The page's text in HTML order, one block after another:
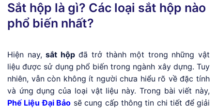
Sắt hộp là gì? Các loại sắt hộp nào
phổ biến nhất?
Hiện nay,sắt hộpđã trở thành một trong những vật
liệu được sử dụng phổ biến trong ngành xây dựng. Tuy
nhiên, vẫn còn không ít người chưa hiểu rõ về đặc tính
và ứng dụng của loại vật liệu này. Trong bài viết này,
Phế Liệu Đại Bảo sẽ cung cấp thông tin chi tiết để giải